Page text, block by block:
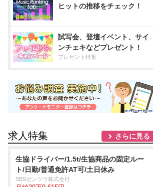
ヒットの推移をチェック！
試写会、登壇イベント、サイ
ンチェキなどプレゼント！
プレゼント特集
求人特集 さらに見る
生協ドライバー/1.5t/生協商品の固定ルー
ト/日勤/普通免許AT可/土日休み
SBSゼンツウ株式会社